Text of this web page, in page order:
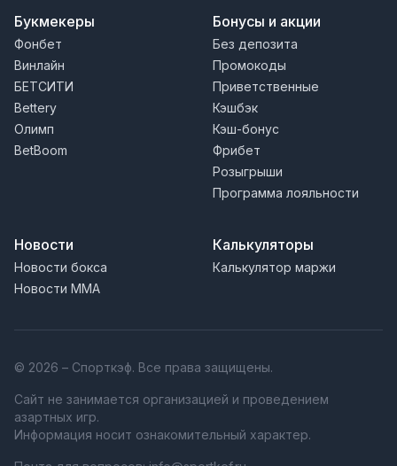
Букмекеры
Фонбет
Винлайн
БЕТСИТИ
Bettery
Олимп
BetBoom
Бонусы и акции
Без депозита
Промокоды
Приветственные
Кэшбэк
Кэш-бонус
Фрибет
Розыгрыши
Программа лояльности
Новости
Новости бокса
Новости MMA
Калькуляторы
Калькулятор маржи
© 2026 – Спорткэф. Все права защищены.
Сайт не занимается организацией и проведением
азартных игр.
Информация носит ознакомительный характер.